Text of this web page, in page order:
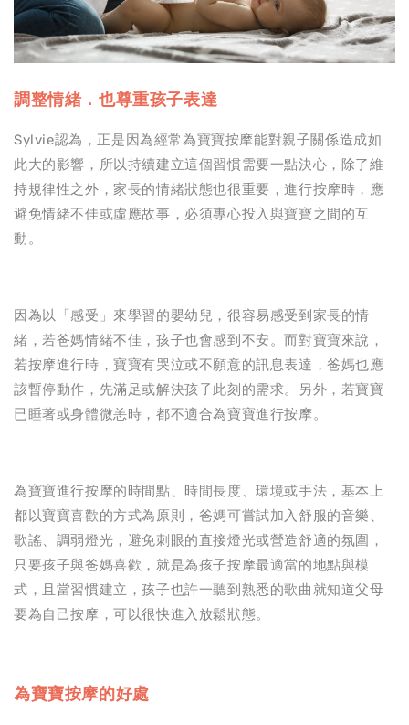
調整情緒．也尊重孩子表達
Sylvie認為，正是因為經常為寶寶按摩能對親子關係造成如
此大的影響，所以持續建立這個習慣需要一點決心，除了維
持規律性之外，家長的情緒狀態也很重要，進行按摩時，應
避免情緒不佳或虛應故事，必須專心投入與寶寶之間的互
動。
因為以「感受」來學習的嬰幼兒，很容易感受到家長的情
緒，若爸媽情緒不佳，孩子也會感到不安。而對寶寶來說，
若按摩進行時，寶寶有哭泣或不願意的訊息表達，爸媽也應
該暫停動作，先滿足或解決孩子此刻的需求。另外，若寶寶
已睡著或身體微恙時，都不適合為寶寶進行按摩。
為寶寶進行按摩的時間點、時間長度、環境或手法，基本上
都以寶寶喜歡的方式為原則，爸媽可嘗試加入舒服的音樂、
歌謠、調弱燈光，避免刺眼的直接燈光或營造舒適的氛圍，
只要孩子與爸媽喜歡，就是為孩子按摩最適當的地點與模
式，且當習慣建立，孩子也許一聽到熟悉的歌曲就知道父母
要為自己按摩，可以很快進入放鬆狀態。
為寶寶按摩的好處